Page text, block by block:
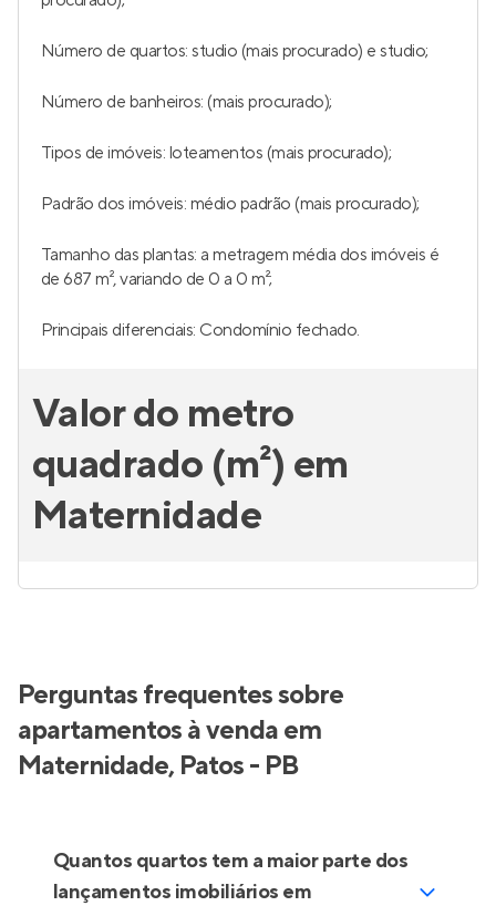
Número de quartos: studio (mais procurado) e studio;
Número de banheiros: (mais procurado);
Tipos de imóveis: loteamentos (mais procurado);
Padrão dos imóveis: médio padrão (mais procurado);
Tamanho das plantas: a metragem média dos imóveis é
de 687 m², variando de 0 a 0 m²;
Principais diferenciais: Condomínio fechado.
Valor do metro
quadrado (m²) em
Maternidade
Perguntas frequentes sobre
apartamentos à venda em
Maternidade, Patos - PB
Quantos quartos tem a maior parte dos
lançamentos imobiliários em